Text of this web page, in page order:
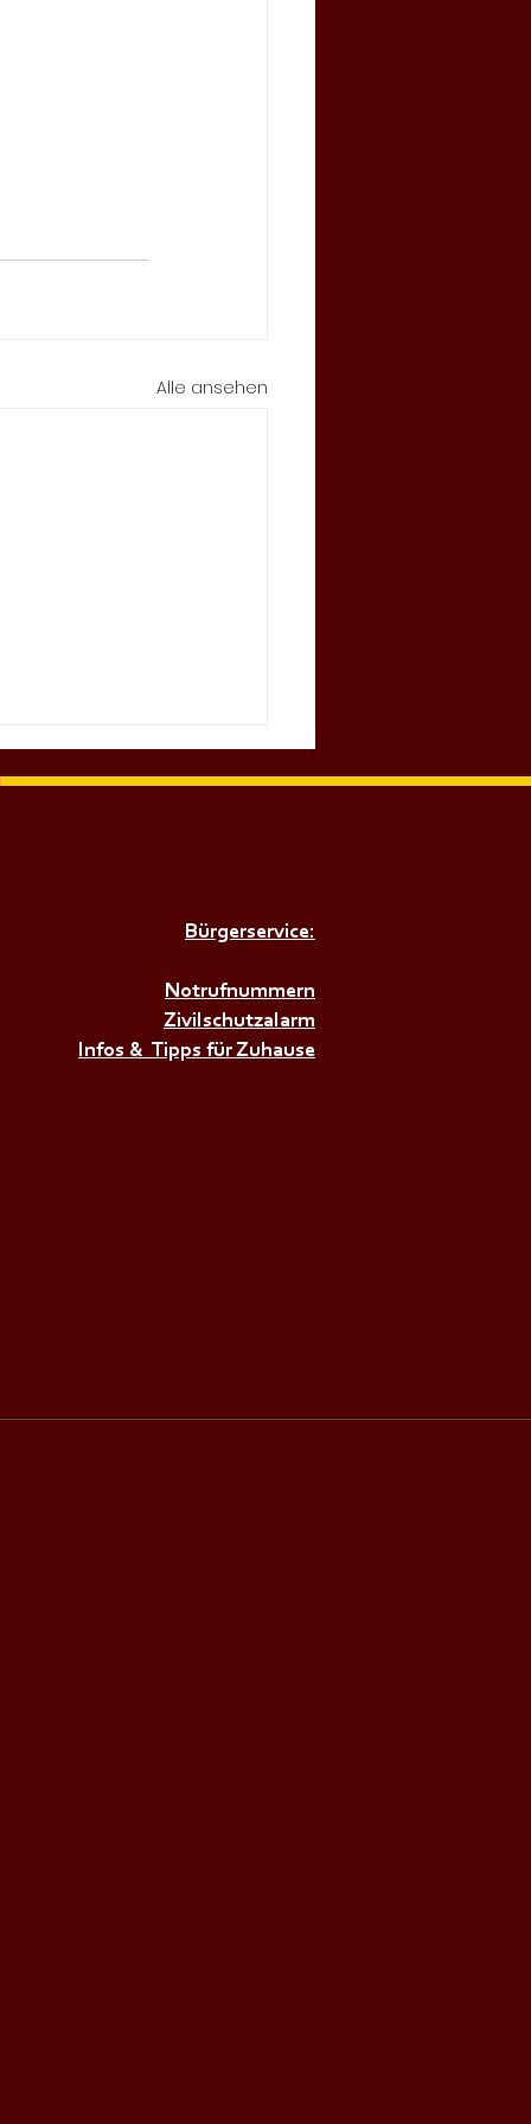
Alle ansehen
Bürgerservice:
Notrufnummern
Zivilschutzalarm
Infos & Tipps für Zuhause